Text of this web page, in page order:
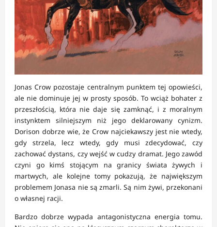
Jonas Crow pozostaje centralnym punktem tej opowieści,
ale nie dominuje jej w prosty sposób. To wciąż bohater z
przeszłością, która nie daje się zamknąć, i z moralnym
instynktem silniejszym niż jego deklarowany cynizm.
Dorison dobrze wie, że Crow najciekawszy jest nie wtedy,
gdy strzela, lecz wtedy, gdy musi zdecydować, czy
zachować dystans, czy wejść w cudzy dramat. Jego zawód
czyni go kimś stojącym na granicy świata żywych i
martwych, ale kolejne tomy pokazują, że największym
problemem Jonasa nie są zmarli. Są nim żywi, przekonani
o własnej racji.
Bardzo dobrze wypada antagonistyczna energia tomu.